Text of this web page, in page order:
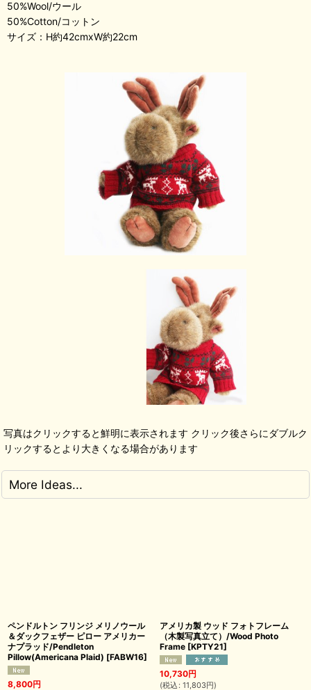
50%Wool/ウール
50%Cotton/コットン
サイズ：H約42cmxW約22cm
写真はクリックすると鮮明に表示されます クリック後さらにダブルク
リックするとより大きくなる場合があります
More Ideas...
ペンドルトン フリンジ メリノウール
＆ダックフェザー ピロー アメリカー
ナプラッド/Pendleton
Pillow(Americana Plaid) [FABW16]
8,800円
アメリカ製 ウッド フォトフレーム
（木製写真立て）/Wood Photo
Frame [KPTY21]
10,730円
(税込 : 11,803円)